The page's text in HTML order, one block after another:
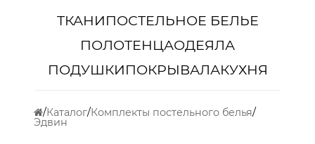
ТКАНИПОСТЕЛЬНОЕ БЕЛЬЕ
ПОЛОТЕНЦАОДЕЯЛА
ПОДУШКИПОКРЫВАЛАКУХНЯ
Каталог Комплекты постельного белья
Эдвин